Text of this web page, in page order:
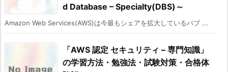
d Database – Specialty(DBS)～
Amazon Web Services(AWS)は今最もシェアを拡大しているパブ ...
「AWS 認定 セキュリティ – 専門知識」
の学習方法・勉強法・試験対策・合格体